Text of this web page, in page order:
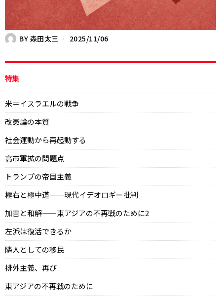
BY 森田太三 2025/11/06
特集
米＝イスラエルの戦争
改憲論の本質
社会運動から再起動する
高市軍拡の問題点
トランプの帝国主義
極右と極中道——現代イデオロギー批判
加害と和解——東アジアの不再戦のために2
左派は復活できるか
隣人としての移民
排外主義、再び
東アジアの不再戦のために